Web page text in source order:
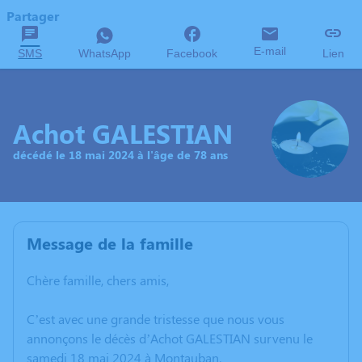
Partager
SMS WhatsApp Facebook E-mail Lien
Achot GALESTIAN
décédé le 18 mai 2024 à l'âge de 78 ans
Message de la famille
Chère famille, chers amis,
C’est avec une grande tristesse que nous vous
annonçons le décès d’Achot GALESTIAN survenu le
samedi 18 mai 2024 à Montauban.